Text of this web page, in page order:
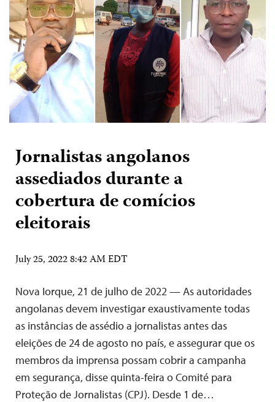
Jornalistas angolanos
assediados durante a
cobertura de comícios
eleitorais
July 25, 2022 8:42 AM EDT
Nova Iorque, 21 de julho de 2022 — As autoridades
angolanas devem investigar exaustivamente todas
as instâncias de assédio a jornalistas antes das
eleições de 24 de agosto no país, e assegurar que os
membros da imprensa possam cobrir a campanha
em segurança, disse quinta-feira o Comité para
Proteção de Jornalistas (CPJ). Desde 1 de…